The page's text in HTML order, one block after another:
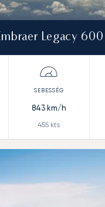
Legacy 600
843km/h
455 kts